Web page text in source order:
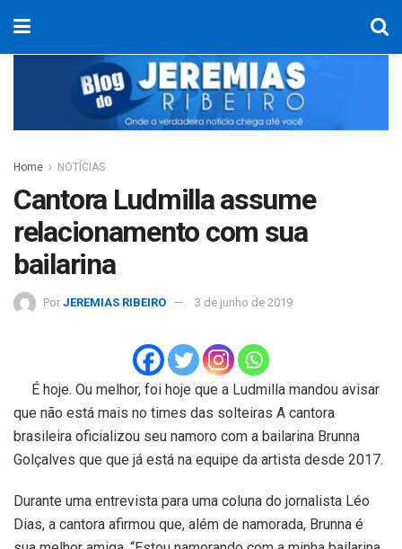
Home NOTÍCIAS
Cantora Ludmilla assume
relacionamento com sua
bailarina
Por JEREMIAS RIBEIRO 3 de junho de 2019
É hoje. Ou melhor, foi hoje que a Ludmilla mandou avisar
que não está mais no times das solteiras A cantora
brasileira oficializou seu namoro com a bailarina Brunna
Golçalves que que já está na equipe da artista desde 2017.
Durante uma entrevista para uma coluna do jornalista Léo
Dias, a cantora afirmou que, além de namorada, Brunna é